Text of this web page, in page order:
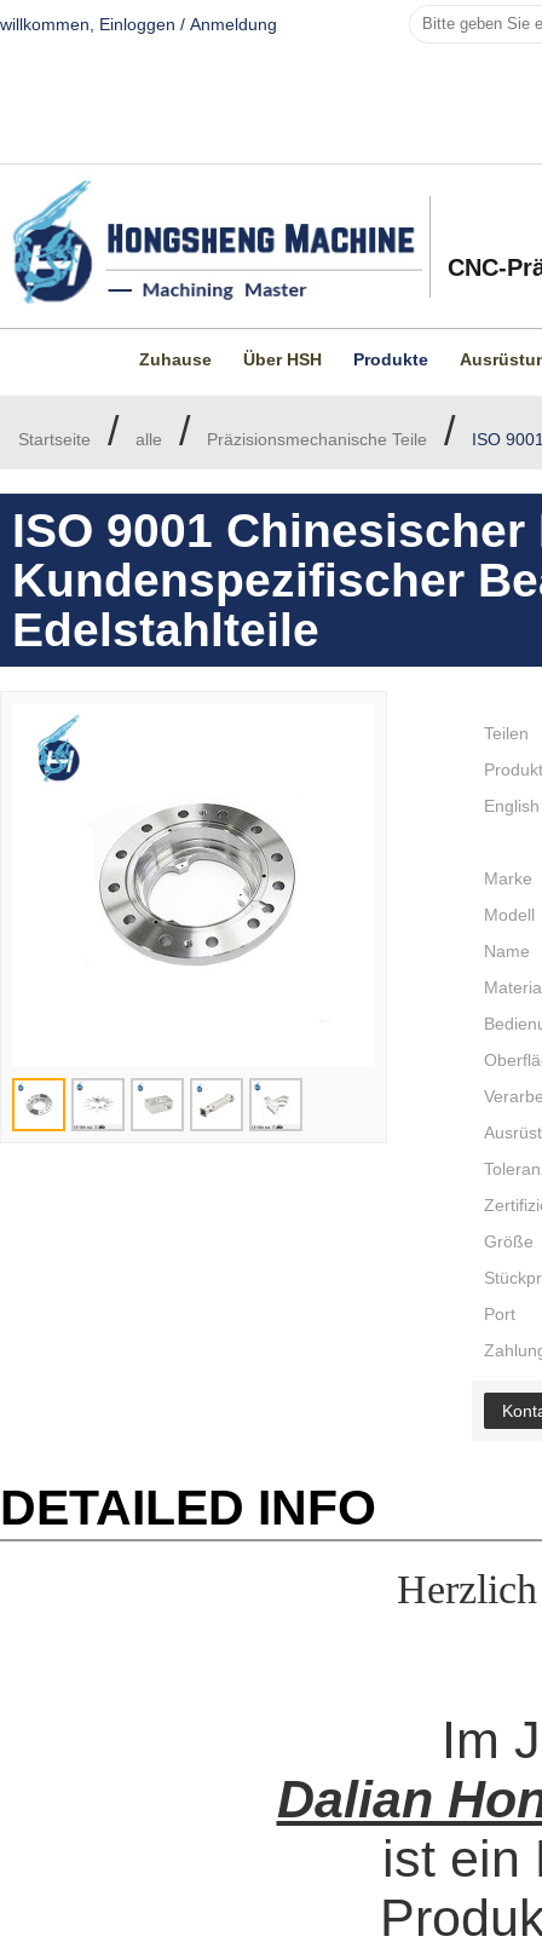
willkommen, Einloggen / Anmeldung
CNC-
Zuhause Über HSH Produkte
Startseite / alle / Präzisionsmechanische Teile / ISO
ISO 9001
Kundenspezifischer
Edelstahlteile
Teilen
Marke
Modell
Name
Größe
Port
DETAILED INFO
Im
Dalian
ist ein